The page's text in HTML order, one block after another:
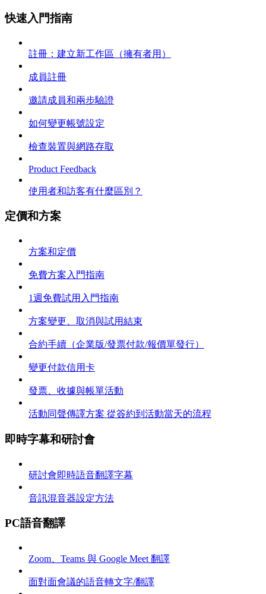
快速入門指南
註冊：建立新工作區（擁有者用）
成員註冊
邀請成員和兩步驗證
如何變更帳號設定
檢查裝置與網路存取
Product Feedback
使用者和訪客有什麼區別？
定價和方案
方案和定價
免費方案入門指南
1週免費試用入門指南
方案變更、取消與試用結束
合約手續（企業版/發票付款/報價單發行）
變更付款信用卡
發票、收據與帳單活動
活動同聲傳譯方案 從簽約到活動當天的流程
即時字幕和研討會
研討會即時語音翻譯字幕
音訊混音器設定方法
PC語音翻譯
Zoom、Teams 與 Google Meet 翻譯
面對面會議的語音轉文字/翻譯